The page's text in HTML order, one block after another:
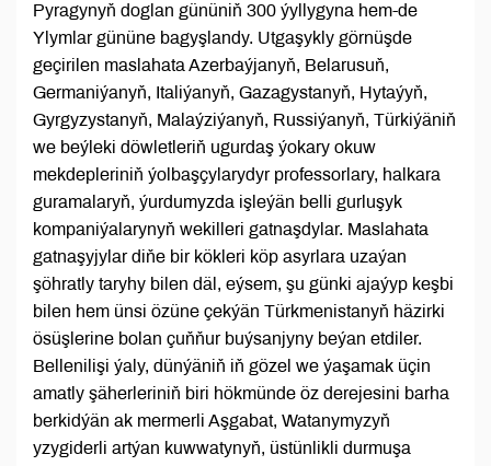
Pyragynyň doglan gününiň 300 ýyllygyna hem-de
Ylymlar gününe bagyşlandy. Utgaşykly görnüşde
geçirilen maslahata Azerbaýjanyň, Belarusuň,
Germaniýanyň, Italiýanyň, Gazagystanyň, Hytaýyň,
Gyrgyzystanyň, Malaýziýanyň, Russiýanyň, Türkiýäniň
we beýleki döwletleriň ugurdaş ýokary okuw
mekdepleriniň ýolbaşçylarydyr professorlary, halkara
guramalaryň, ýurdumyzda işleýän belli gurluşyk
kompaniýalarynyň wekilleri gatnaşdylar. Maslahata
gatnaşyjylar diňe bir kökleri köp asyrlara uzaýan
şöhratly taryhy bilen däl, eýsem, şu günki ajaýyp keşbi
bilen hem ünsi özüne çekýän Türkmenistanyň häzirki
ösüşlerine bolan çuňňur buýsanjyny beýan etdiler.
Bellenilişi ýaly, dünýäniň iň gözel we ýaşamak üçin
amatly şäherleriniň biri hökmünde öz derejesini barha
berkidýän ak mermerli Aşgabat, Watanymyzyň
yzygiderli artýan kuwwatynyň, üstünlikli durmuşa